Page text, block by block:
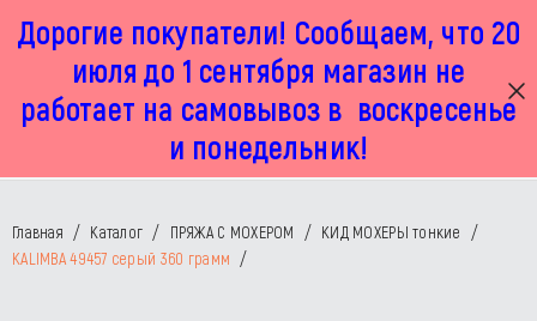
Дорогие покупатели! Сообщаем, что 20
июля до 1 сентября магазин не
работает на самовывоз в воскресенье
и понедельник!
г. Москва, Маленковская 32 стр 2А
пн-пт с 11:00 до 19:00, сб с 11:00 до 17:00
+7 925 449 67 92
Главная / Каталог / ПРЯЖА С МОХЕРОМ / КИД МОХЕРЫ тонкие
/
KALIMBA 49457 серый 360 грамм /